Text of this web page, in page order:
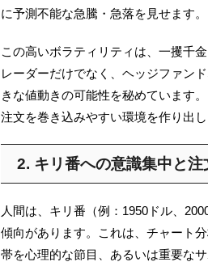
に予測不能な急騰・急落を見せます。
この高いボラティリティは、一攫千
レーダーだけでなく、ヘッジファン
きな値動きの可能性を秘めています
注文を巻き込みやすい環境を作り出し
2. キリ番への意識集中と注
人間は、キリ番（例：1950ドル、
傾向があります。これは、チャート
帯を心理的な節目、あるいは重要な